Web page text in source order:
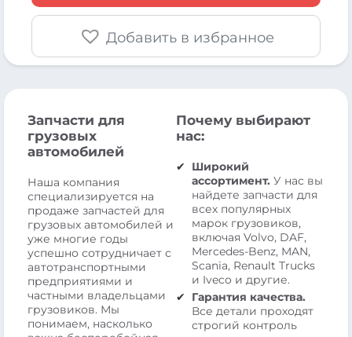
Добавить в избранное
Запчасти для
грузовых
автомобилей
Наша компания
специализируется на
продаже запчастей для
грузовых автомобилей и
уже многие годы
успешно сотрудничает с
автотранспортными
предприятиями и
частными владельцами
грузовиков. Мы
понимаем, насколько
Почему выбирают
нас:
Широкий
ассортимент. У нас вы
найдете запчасти для
всех популярных
марок грузовиков,
включая Volvo, DAF,
Mercedes-Benz, MAN,
Scania, Renault Trucks
и Iveco и другие.
Гарантия качества.
Все детали проходят
строгий контроль